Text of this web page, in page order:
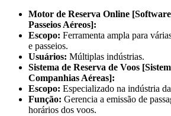
Motor de Reserva Online
Passeios Aéreos]:
Escopo: Ferramenta ampla para
e passeios.
Usuários: Múltiplas indústrias.
Sistema de Reserva de Voos
Companhias Aéreas]:
Escopo: Especializado na indústria
Função: Gerencia a emissão de
horários dos voos.